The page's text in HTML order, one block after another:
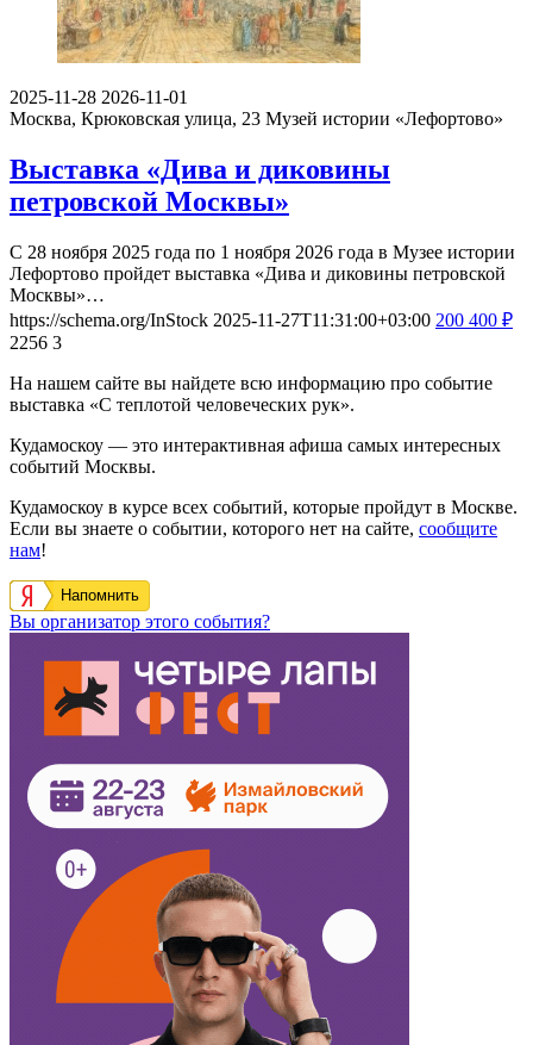
2025-11-28 2026-11-01
Москва, Крюковская улица, 23 Музей истории «Лефортово»
Выставка «Дива и диковины
петровской Москвы»
С 28 ноября 2025 года по 1 ноября 2026 года в Музее истории
Лефортово пройдет выставка «Дива и диковины петровской
Москвы»…
https://schema.org/InStock 2025-11-27T11:31:00+03:00 200 400 ₽
2256 3
На нашем сайте вы найдете всю информацию про событие
выставка «С теплотой человеческих рук».
Кудамоскоу — это интерактивная афиша самых интересных
событий Москвы.
Кудамоскоу в курсе всех событий, которые пройдут в Москве.
Если вы знаете о событии, которого нет на сайте, сообщите
нам!
Напомнить
Вы организатор этого события?